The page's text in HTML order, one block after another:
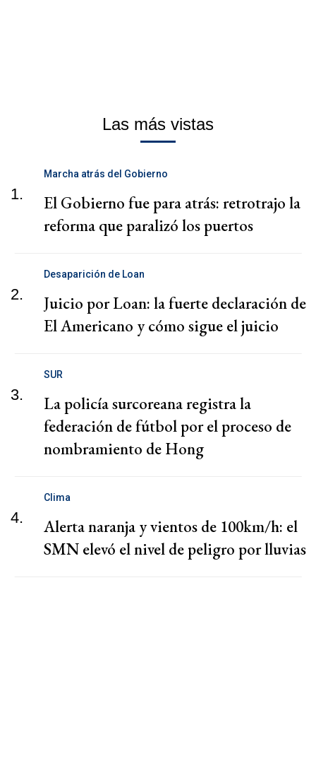
Las más vistas
1.
Marcha atrás del Gobierno
El Gobierno fue para atrás: retrotrajo la
reforma que paralizó los puertos
2.
Desaparición de Loan
Juicio por Loan: la fuerte declaración de
El Americano y cómo sigue el juicio
3.
SUR
La policía surcoreana registra la
federación de fútbol por el proceso de
nombramiento de Hong
4.
Clima
Alerta naranja y vientos de 100km/h: el
SMN elevó el nivel de peligro por lluvias